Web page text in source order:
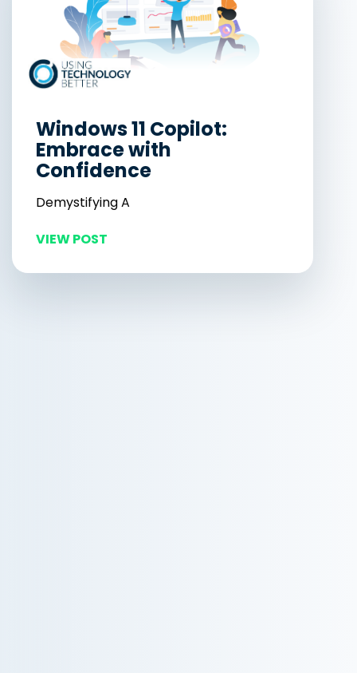
Windows 11 Copilot:
Embrace with
Confidence
Demystifying A
VIEW POST